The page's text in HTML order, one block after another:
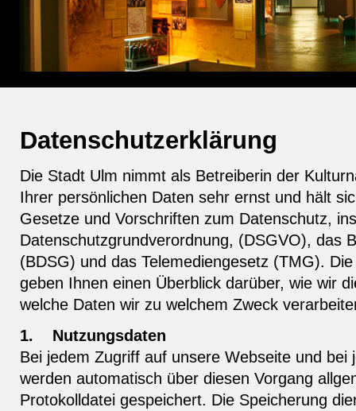
Datenschutzerklärung
Die Stadt Ulm nimmt als Betreiberin der
Ihrer persönlichen Daten sehr ernst und hält
Gesetze und Vorschriften zum Datenschutz,
Datenschutzgrundverordnung, (DSGVO), das
(BDSG) und das Telemediengesetz (TMG).
geben Ihnen einen Überblick darüber, wie wir
welche Daten wir zu welchem Zweck
1. Nutzungsdaten
Bei jedem Zugriff auf unsere Webseite und bei
werden automatisch über diesen Vorgang
Protokolldatei gespeichert. Die Speicherung